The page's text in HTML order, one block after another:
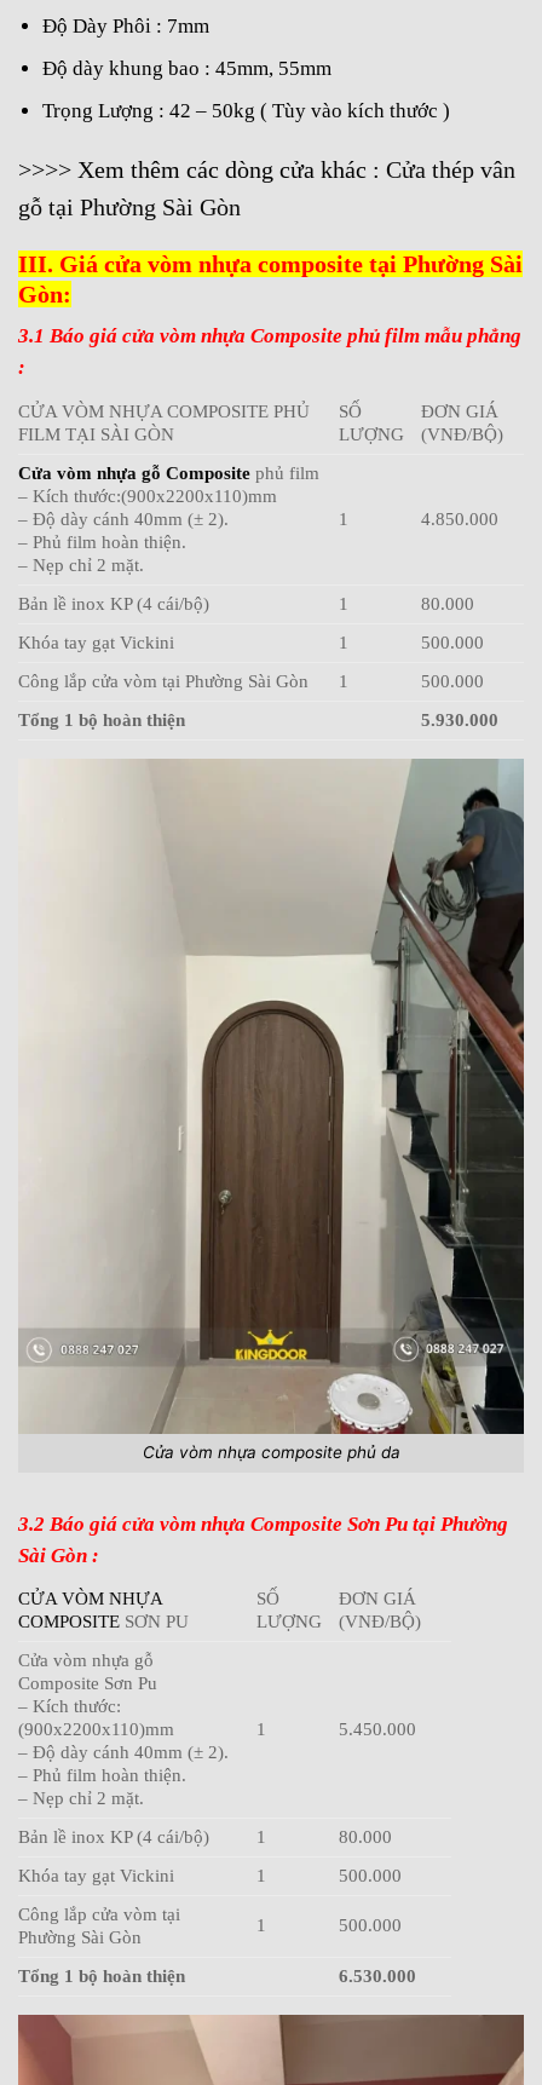
Độ Dày Phôi : 7mm
Độ dày khung bao : 45mm, 55mm
Trọng Lượng : 42 – 50kg ( Tùy vào kích thước )
>>>> Xem thêm các dòng cửa khác : Cửa thép vân
gỗ tại Phường Sài Gòn
III. Giá cửa vòm nhựa composite tại Phường Sài
Gòn:
3.1 Báo giá cửa vòm nhựa Composite phủ film mẫu phẳng
:
CỬA VÒM NHỰA COMPOSITE PHỦ
FILM TẠI SÀI GÒN
SỐ
LƯỢNG
ĐƠN GIÁ
(VNĐ/BỘ)
Cửa vòm nhựa gỗ Composite phủ film
– Kích thước:(900x2200x110)mm
– Độ dày cánh 40mm (± 2).
– Phủ film hoàn thiện.
– Nẹp chỉ 2 mặt.
1 4.850.000
Bản lề inox KP (4 cái/bộ) 1
80.000
Khóa tay gạt Vickini
1
500.000
Công lắp cửa vòm tại Phường Sài Gòn
1
500.000
Tổng 1 bộ hoàn thiện
5.930.000
Cửa vòm nhựa composite phủ da
3.2 Báo giá cửa vòm nhựa Composite Sơn Pu tại Phường
Sài Gòn :
CỬA VÒM NHỰA
COMPOSITE SƠN PU
SỐ
LƯỢNG
ĐƠN GIÁ
(VNĐ/BỘ)
Cửa vòm nhựa gỗ
Composite Sơn Pu
– Kích thước:
(900x2200x110)mm
– Độ dày cánh 40mm (± 2).
– Phủ film hoàn thiện.
– Nẹp chỉ 2 mặt.
1 5.450.000
Bản lề inox KP (4 cái/bộ) 1
80.000
Khóa tay gạt Vickini
1
500.000
Công lắp cửa vòm tại
Phường Sài Gòn
1 500.000
Tổng 1 bộ hoàn thiện 6.530.000